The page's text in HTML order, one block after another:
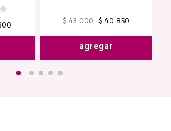
$ 43.000 $ 40. 850
agregar